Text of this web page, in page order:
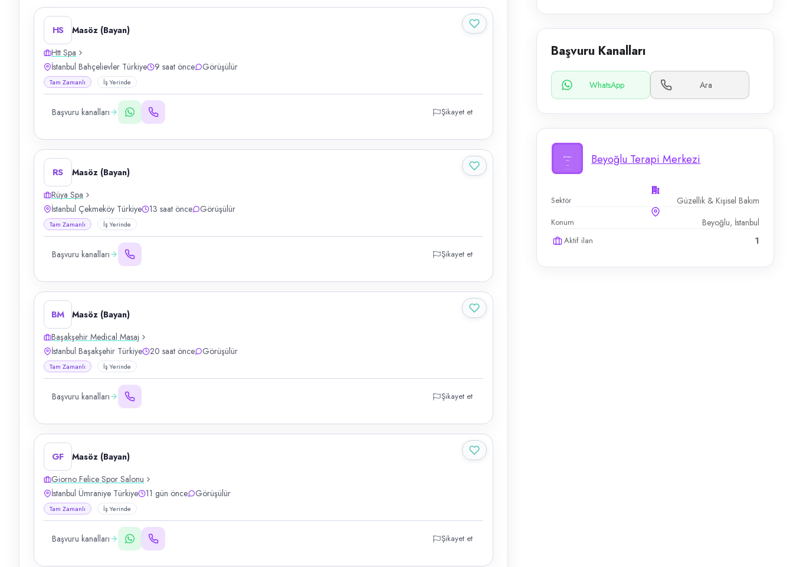
Başvuru Kanalları
WhatsApp Ara
Beyoğlu Terapi Merkezi
Sektör Güzellik & Kişisel Bakım
Konum Beyoğlu, İstanbul
Aktif ilan 1
HS
Masöz (Bayan)
Htt Spa
İstanbul Bahçelievler Türkiye
9 saat önce Görüşülür
Tam Zamanlı İş Yerinde
Başvuru kanalları Şikayet et
RS
Masöz (Bayan)
Rüya Spa
İstanbul Çekmeköy Türkiye
13 saat önce Görüşülür
Tam Zamanlı İş Yerinde
Başvuru kanalları Şikayet et
BM
Masöz (Bayan)
Başakşehir Medical Masaj
İstanbul Başakşehir Türkiye
20 saat önce Görüşülür
Tam Zamanlı İş Yerinde
Başvuru kanalları Şikayet et
GF
Masöz (Bayan)
Giorno Felice Spor Salonu
İstanbul Ümraniye Türkiye
11 gün önce Görüşülür
Tam Zamanlı İş Yerinde
Başvuru kanalları Şikayet et